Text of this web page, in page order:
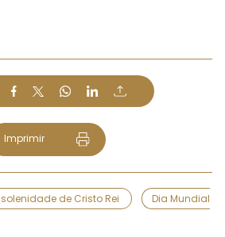
Imprimir
solenidade de Cristo Rei
Dia Mundial